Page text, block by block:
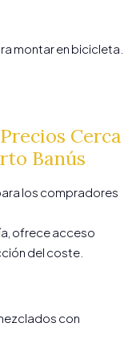
montar en bicicleta.
Cerca
Banús
los compradores
ofrece acceso
del coste.
con